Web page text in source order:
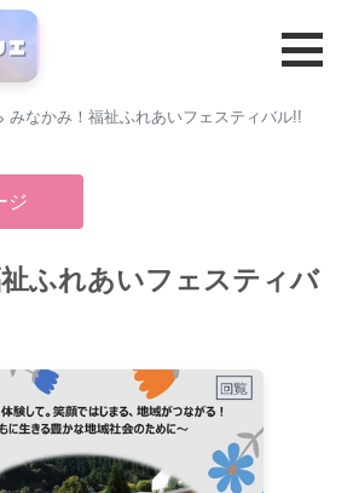
みなかみ！福祉ふれあいフェスティバル!!
ジ
ふれあいフェスティバ